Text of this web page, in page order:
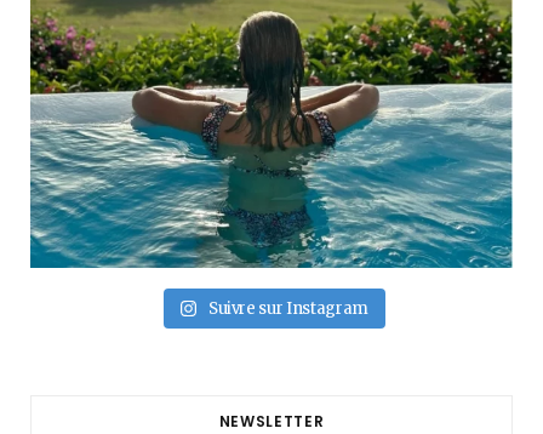
Suivre sur Instagram
NEWSLETTER